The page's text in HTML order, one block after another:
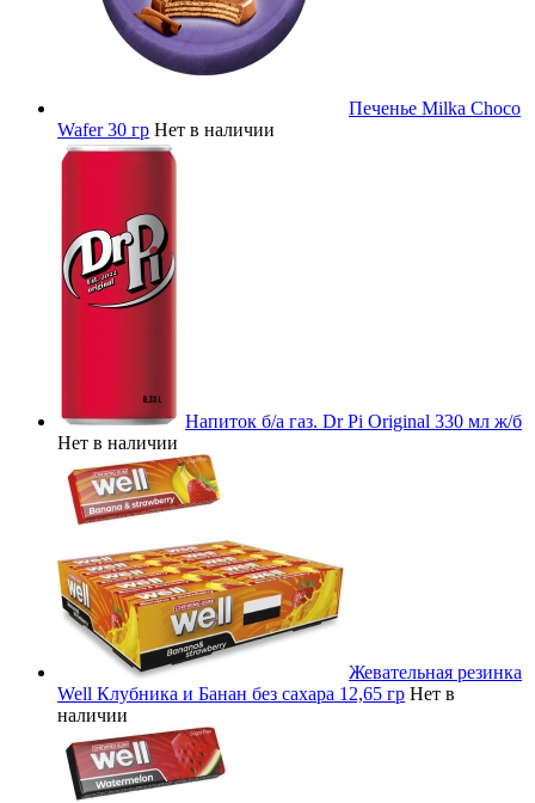
Печенье Milka Choco
Wafer 30 гр Нет в наличии
Напиток б/а газ. Dr Pi Original 330 мл ж/б
Нет в наличии
Жевательная резинка
Well Клубника и Банан без сахара 12,65 гр Нет в
наличии